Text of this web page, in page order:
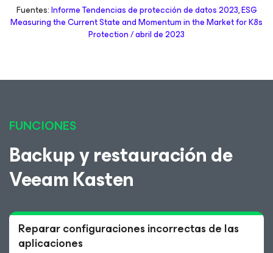
Fuentes:Informe Tendencias de protección de datos 2023,ESG
Measuring the Current State and Momentum in the Market for K8s
Protection / abril de 2023
FUNCIONES
Backup y restauración de
Veeam Kasten
Reparar configuraciones incorrectas de las
aplicaciones